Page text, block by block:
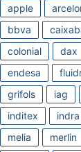
apple
bbva
colonial
dax
endesa
grifols
iag
inditex
indra
melia
merlin